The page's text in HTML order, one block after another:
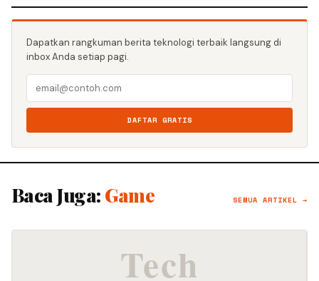
Dapatkan rangkuman berita teknologi terbaik langsung di
inbox Anda setiap pagi.
DAFTAR GRATIS
Baca Juga: Game SEMUA ARTIKEL →